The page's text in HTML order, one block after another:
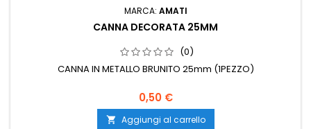
MARCA: AMATI
CANNA DECORATA 25MM
(0)
CANNA IN METALLO BRUNITO 25mm (1PEZZO)
0,50 €
 Aggiungi al carrello